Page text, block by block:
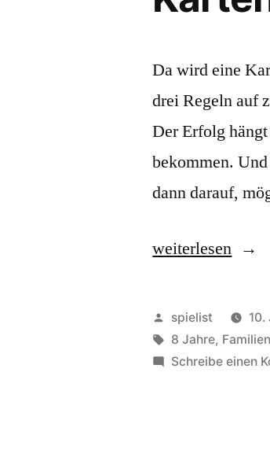
Da wird eine
drei Regeln auf
Der Erfolg
bekommen.
dann darauf,
„Ninety
Mehrphasiges
Kartenablegen!“
weiterlesen
Veröffentlicht
von
spielist
Schlagwörter:
8 Jahre,
Schreibe einen